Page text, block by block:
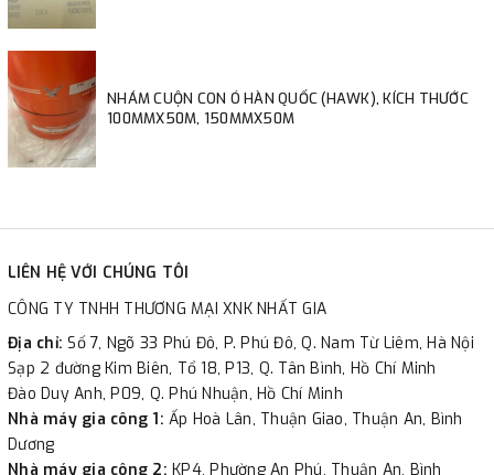
NHÁM CUỘN CON Ó HÀN QUỐC (HAWK), KÍCH THƯỚC
100MMX50M, 150MMX50M
LIÊN HỆ VỚI CHÚNG TÔI
CÔNG TY TNHH THƯƠNG MẠI XNK NHẤT GIA
Địa chỉ:Số 7, Ngõ 33 Phú Đô, P. Phú Đô, Q. Nam Từ Liêm, Hà Nội
Sạp 2 đường Kim Biên, Tổ 18, P13, Q. Tân Bình, Hồ Chí Minh
Đào Duy Anh, P09, Q. Phú Nhuận, Hồ Chí Minh
Nhà máy gia công 1: Ấp Hoà Lân, Thuận Giao, Thuận An, Bình
Dương
Nhà máy gia công 2: KP4, Phường An Phú, Thuận An, Bình